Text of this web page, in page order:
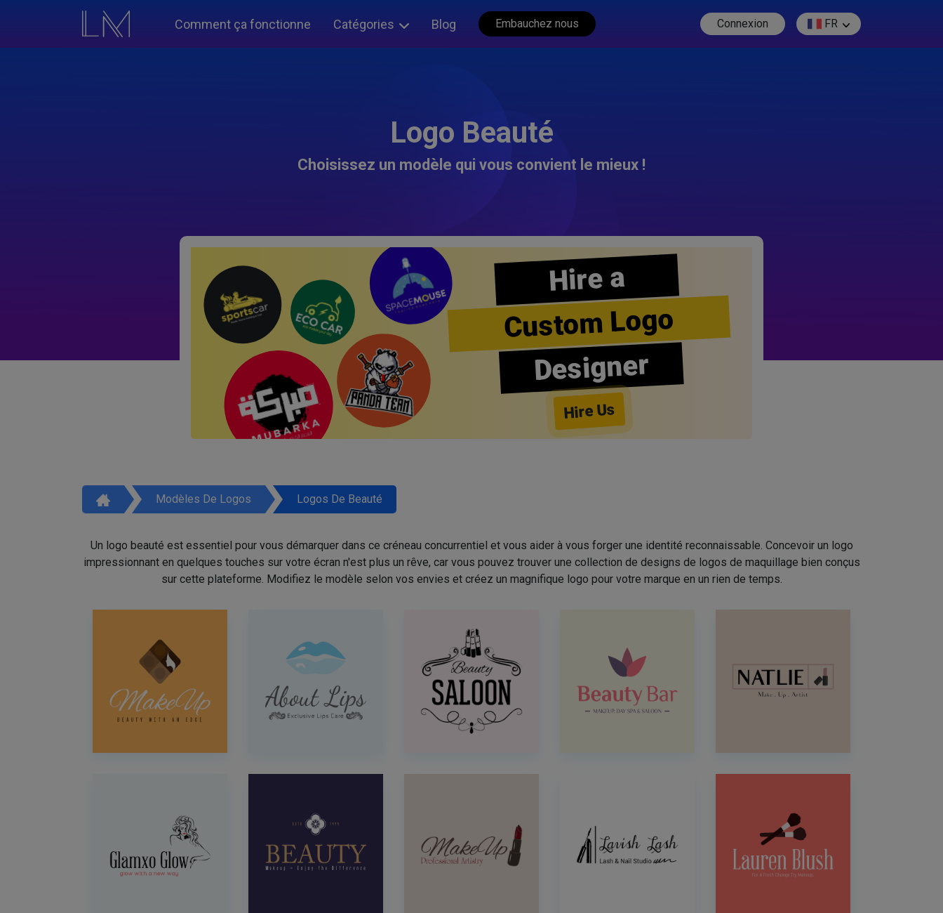
Comment ça fonctionne Catégories Blog Embauchez nous Connexion FR
Logo Beauté
Choisissez un modèle qui vous convient le mieux !
Hire a
Custom Logo
Designer
Hire Us
Modèles De Logos Logos De Beauté
Un logo beauté est essentiel pour vous démarquer dans ce créneau concurrentiel et vous aider à vous forger une identité reconnaissable. Concevoir un logo
impressionnant en quelques touches sur votre écran n'est plus un rêve, car vous pouvez trouver une collection de designs de logos de maquillage bien conçus
sur cette plateforme. Modifiez le modèle selon vos envies et créez un magnifique logo pour votre marque en un rien de temps.